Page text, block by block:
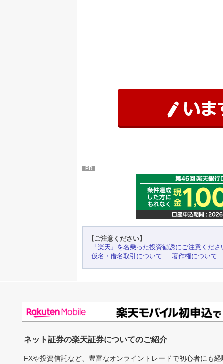
PR
【ご注意ください】
「楽天」を名乗った投資勧誘にご注意くださ
仮名・借名取引について
著作権について
ネット証券の楽天証券についてのご紹介
FXや投資信託など、豊富なオンライントレードで初心者にも